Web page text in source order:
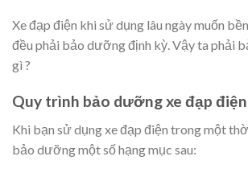
Xe đạp điện khi sử dụng lâu ngày muốn
đều phải bảo dưỡng định kỳ. Vậy ta phải
gì ?
Quy trình bảo dưỡng xe đạp điện
Khi bạn sử dụng xe đạp điện trong một
bảo dưỡng một số hạng mục sau: